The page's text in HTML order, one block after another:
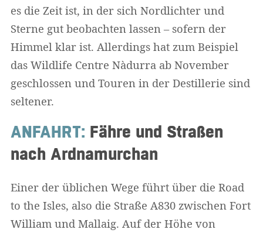
es die Zeit ist, in der sich Nordlichter und
Sterne gut beobachten lassen – sofern der
Himmel klar ist. Allerdings hat zum Beispiel
das Wildlife Centre Nàdurra ab November
geschlossen und Touren in der Destillerie sind
seltener.
ANFAHRT: Fähre und Straßen
nach Ardnamurchan
Einer der üblichen Wege führt über die Road
to the Isles, also die Straße A830 zwischen Fort
William und Mallaig. Auf der Höhe von